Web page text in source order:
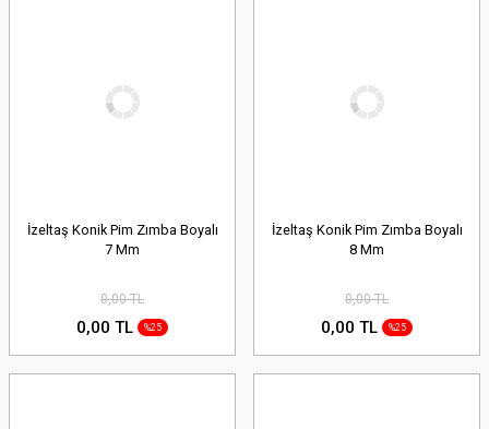
İzeltaş Konik Pim Zımba Boyalı
7 Mm
0,00 TL
0,00 TL %25
İzeltaş Konik Pim Zımba Boyalı
8 Mm
0,00 TL
0,00 TL %25